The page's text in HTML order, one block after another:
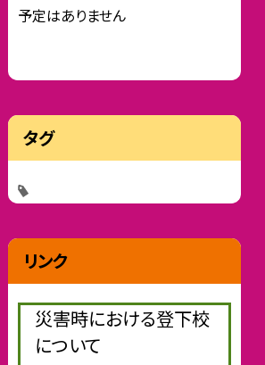
予定はありません
タグ
リンク
災害時における登下校
について